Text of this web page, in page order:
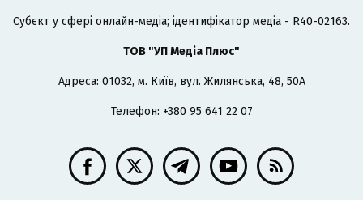
Cубєкт у сфері онлайн-медіа; ідентифікатор медіа - R40-02163.
ТОВ "УП Медіа Плюс"
Адреса: 01032, м. Київ, вул. Жилянська, 48, 50А
Телефон: +380 95 641 22 07